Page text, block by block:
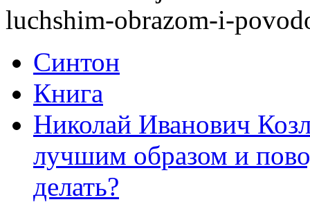
luchshim-obrazom-i-
Синтон
Книга
Николай Иванович
лучшим образом и
делать?